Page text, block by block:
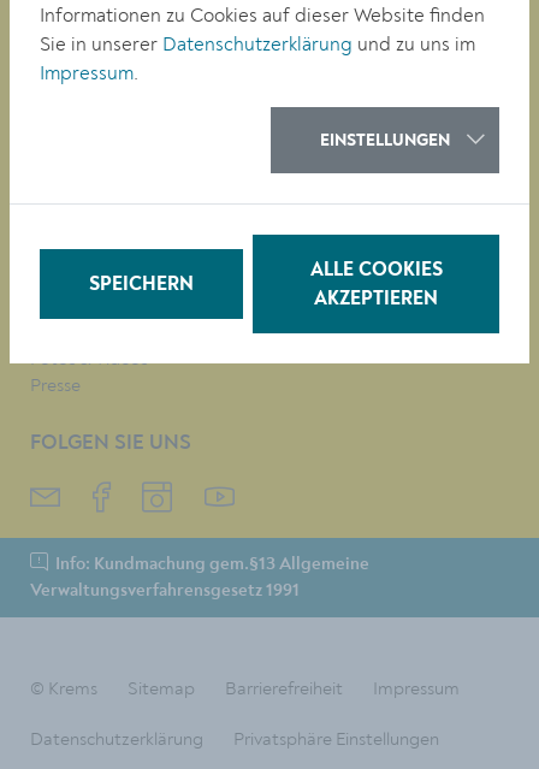
QUICKLINKS
Stadtplan
Neues Bad Mirador
Baustellen-News
Fotos & Videos
Presse
FOLGEN SIE UNS
Info: Kundmachung gem.§13 Allgemeine
Verwaltungsverfahrensgesetz 1991
© Krems Sitemap Barrierefreiheit Impressum
Datenschutzerklärung Privatsphäre Einstellungen
Informationen zu Cookies auf dieser Website finden
Sie in unserer Datenschutzerklärung und zu uns im
Impressum.
EINSTELLUNGEN
SPEICHERN
ALLE COOKIES
AKZEPTIEREN